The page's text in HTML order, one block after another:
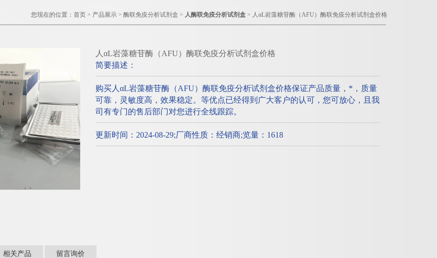
您现在的位置： 首页 > 产品展示 > 酶联免疫分析试剂盒 > 人酶联免疫分析试剂盒 > 人αL岩藻糖苷酶（AFU）酶联免疫分析试剂盒价格
人αL岩藻糖苷酶（AFU）酶联免疫分析试剂盒价格
简要描述：
购买人αL岩藻糖苷酶（AFU）酶联免疫分析试剂盒价格保证产品质量，*，质量
可靠，灵敏度高，效果稳定。等优点已经得到广大客户的认可，您可放心，且我
司有专门的售后部门对您进行全线跟踪。
更新时间：2024-08-29;厂商性质：经销商;览量：1618
相关产品 留言询价